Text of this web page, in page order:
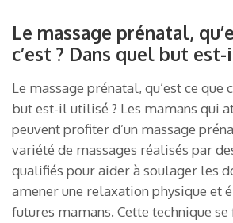
Le massage prénatal,
c’est ? Dans quel but
Le massage prénatal, qu’est ce que
but est-il utilisé ? Les mamans qui
peuvent profiter d’un massage
variété de massages réalisés par
qualifiés pour aider à soulager les
amener une relaxation physique et
futures mamans. Cette technique